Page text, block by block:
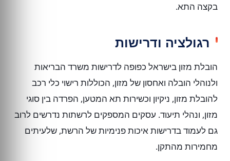
בקצה התא.
רגולציה ודרישות
הובלת מזון בישראל כפופה לדרישות משרד הבריאות
ולנוהלי הובלה ואחסון של מזון, הכוללות רישוי כלי רכב
להובלת מזון, ניקיון וכשירות תא המטען, הפרדה בין סוגי
מזון, ונהלי תיעוד. עסקים המספקים לרשתות נדרשים לרוב
גם לעמוד בדרישות איכות פנימיות של הרשת, שלעיתים
מחמירות מהתקן.